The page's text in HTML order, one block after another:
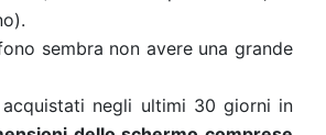
sembra non avere una grande
acquistati negli ultimi 30 giorni in